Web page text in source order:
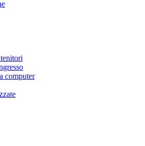
computer